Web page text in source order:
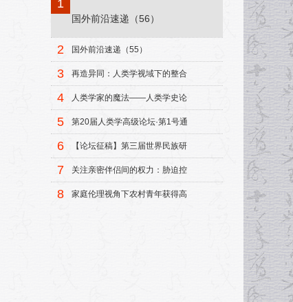
1
国外前沿速递（56）
2 国外前沿速递（55）
3
再造异同：人类学视域下的整合
4
人类学家的魔法——人类学史论
5
第20届人类学高级论坛·第1号通
6
【论坛征稿】第三届世界民族研
7
关注亲密伴侣间的权力：胁迫控
8
家庭伦理视角下农村青年获得高